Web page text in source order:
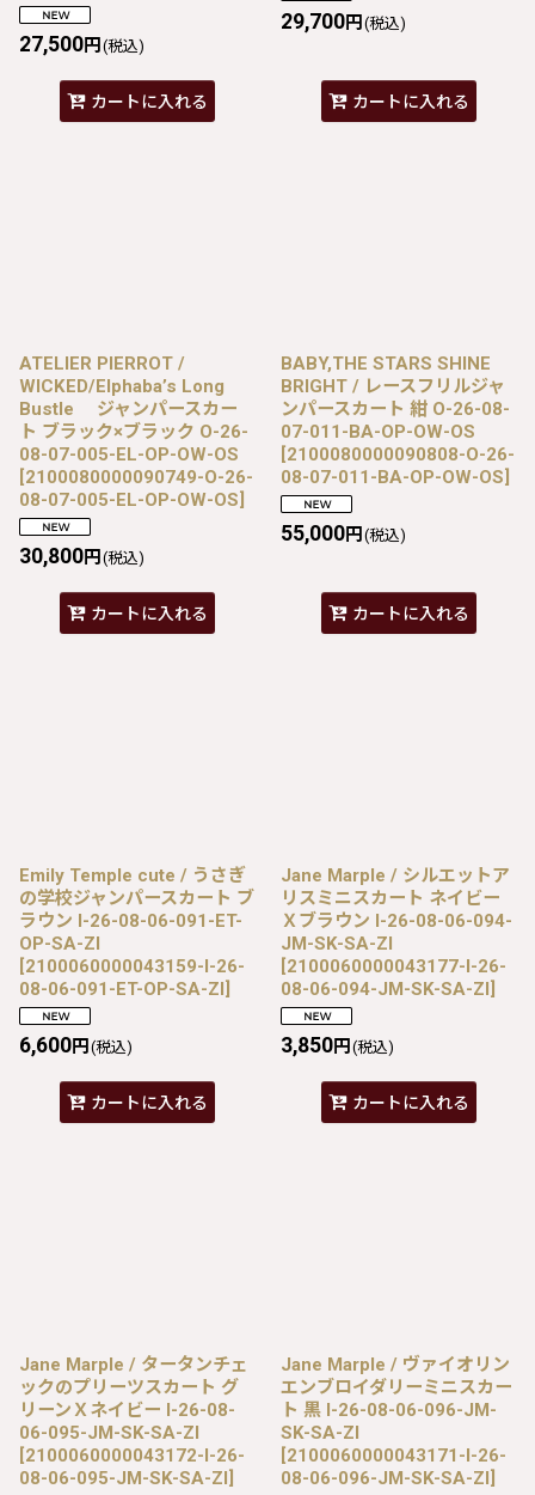
27,500円 (税込)
カートに入れる
29,700円 (税込)
カートに入れる
ATELIER PIERROT /
WICKED/Elphaba’s Long
Bustle ジャンパースカー
ト ブラック×ブラック O-26-
08-07-005-EL-OP-OW-OS
[2100080000090749-O-26-
08-07-005-EL-OP-OW-OS]
30,800円 (税込)
カートに入れる
BABY,THE STARS SHINE
BRIGHT / レースフリルジャ
ンパースカート 紺 O-26-08-
07-011-BA-OP-OW-OS
[2100080000090808-O-26-
08-07-011-BA-OP-OW-OS]
55,000円 (税込)
カートに入れる
Emily Temple cute / うさぎ
の学校ジャンパースカート ブ
ラウン I-26-08-06-091-ET-
OP-SA-ZI
[2100060000043159-I-26-
08-06-091-ET-OP-SA-ZI]
6,600円 (税込)
カートに入れる
Jane Marple / シルエットア
リスミニスカート ネイビー
Ｘブラウン I-26-08-06-094-
JM-SK-SA-ZI
[2100060000043177-I-26-
08-06-094-JM-SK-SA-ZI]
3,850円 (税込)
カートに入れる
Jane Marple / タータンチェ
ックのプリーツスカート グ
リーンＸネイビー I-26-08-
06-095-JM-SK-SA-ZI
[2100060000043172-I-26-
08-06-095-JM-SK-SA-ZI]
Jane Marple / ヴァイオリン
エンブロイダリーミニスカー
ト 黒 I-26-08-06-096-JM-
SK-SA-ZI
[2100060000043171-I-26-
08-06-096-JM-SK-SA-ZI]